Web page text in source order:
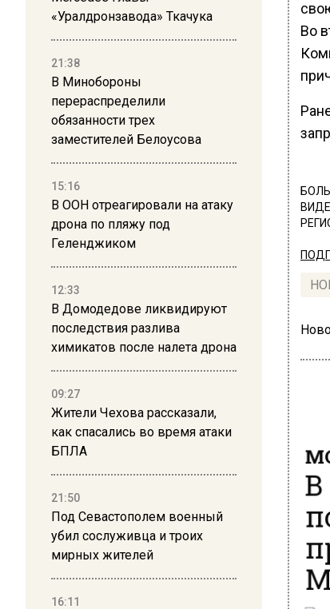
«Уралдронзавода» Ткачука
21:38
В Минобороны
перераспределили
обязанности трех
заместителей Белоусова
15:16
В ООН отреагировали на атаку
дрона по пляжу под
Геленджиком
12:33
В Домодедове ликвидируют
последствия разлива
химикатов после налета дрона
09:27
Жители Чехова рассказали,
как спасались во время атаки
БПЛА
21:50
Под Севастополем военный
убил сослуживца и троих
мирных жителей
16:11
Во